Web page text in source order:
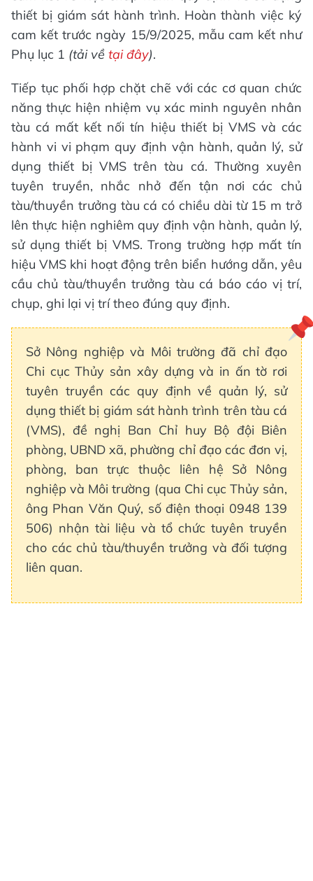
thiết bị giám sát hành trình. Hoàn thành việc ký
cam kết trước ngày 15/9/2025, mẫu cam kết như
Phụ lục 1 (tải về tại đây).
Tiếp tục phối hợp chặt chẽ với các cơ quan chức
năng thực hiện nhiệm vụ xác minh nguyên nhân
tàu cá mất kết nối tín hiệu thiết bị VMS và các
hành vi vi phạm quy định vận hành, quản lý, sử
dụng thiết bị VMS trên tàu cá. Thường xuyên
tuyên truyền, nhắc nhở đến tận nơi các chủ
tàu/thuyền trưởng tàu cá có chiều dài từ 15 m trở
lên thực hiện nghiêm quy định vận hành, quản lý,
sử dụng thiết bị VMS. Trong trường hợp mất tín
hiệu VMS khi hoạt động trên biển hướng dẫn, yêu
cầu chủ tàu/thuyền trưởng tàu cá báo cáo vị trí,
chụp, ghi lại vị trí theo đúng quy định.
Sở Nông nghiệp và Môi trường đã chỉ đạo
Chi cục Thủy sản xây dựng và in ấn tờ rơi
tuyên truyền các quy định về quản lý, sử
dụng thiết bị giám sát hành trình trên tàu cá
(VMS), đề nghị Ban Chỉ huy Bộ đội Biên
phòng, UBND xã, phường chỉ đạo các đơn vị,
phòng, ban trực thuộc liên hệ Sở Nông
nghiệp và Môi trường (qua Chi cục Thủy sản,
ông Phan Văn Quý, số điện thoại 0948 139
506) nhận tài liệu và tổ chức tuyên truyền
cho các chủ tàu/thuyền trưởng và đối tượng
liên quan.